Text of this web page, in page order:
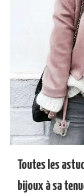
Toutes les
bijoux à sa